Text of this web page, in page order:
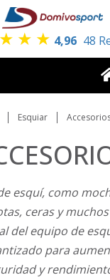
★ ★ ★ 4,96 48
Esquiar
esquí, como
ceras y
del equipo de
para
y